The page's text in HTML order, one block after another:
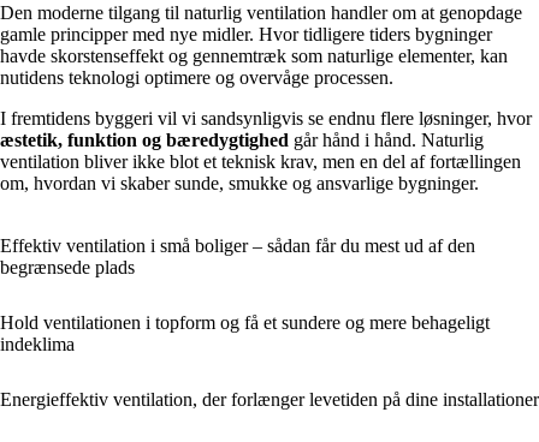
Den moderne tilgang til naturlig ventilation handler om at genopdage
gamle principper med nye midler. Hvor tidligere tiders bygninger
havde skorstenseffekt og gennemtræk som naturlige elementer, kan
nutidens teknologi optimere og overvåge processen.
I fremtidens byggeri vil vi sandsynligvis se endnu flere løsninger, hvor
æstetik, funktion og bæredygtighed går hånd i hånd. Naturlig
ventilation bliver ikke blot et teknisk krav, men en del af fortællingen
om, hvordan vi skaber sunde, smukke og ansvarlige bygninger.
Effektiv ventilation i små boliger – sådan får du mest ud af den
begrænsede plads
Hold ventilationen i topform og få et sundere og mere behageligt
indeklima
Energieffektiv ventilation, der forlænger levetiden på dine installationer